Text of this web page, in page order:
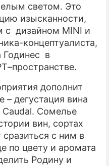
СЕРИАЛЫ
ИГРЫ
ПРЕСС-РЕЛИЗЫ
О ПРОЕКТЕ
светом. Это
изысканности,
с дизайном MINI и
концептуалиста,
Годинес в
дополнит
– дегустация вина
Caudal. Сомелье
вин, сортах
с ним в
по цвету и аромата
Родину и